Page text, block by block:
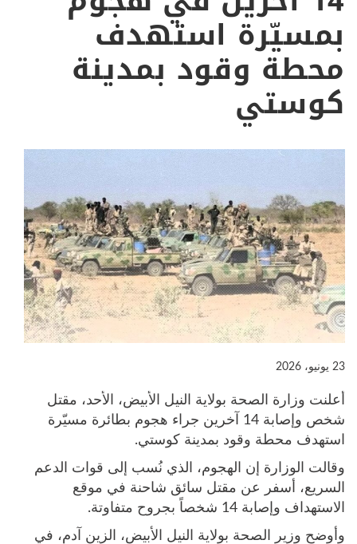
بمسيّرة استهدف
محطة وقود بمدينة
كوستي
23 يونيو، 2026
أعلنت وزارة الصحة بولاية النيل الأبيض، الأحد، مقتل
شخص وإصابة 14 آخرين جراء هجوم بطائرة مسيّرة
استهدف محطة وقود بمدينة كوستي.
وقالت الوزارة إن الهجوم، الذي نُسب إلى قوات الدعم
السريع، أسفر عن مقتل سائق شاحنة في موقع
الاستهداف وإصابة 14 شخصاً بجروح متفاوتة.
وأوضح وزير الصحة بولاية النيل الأبيض، الزين آدم، في